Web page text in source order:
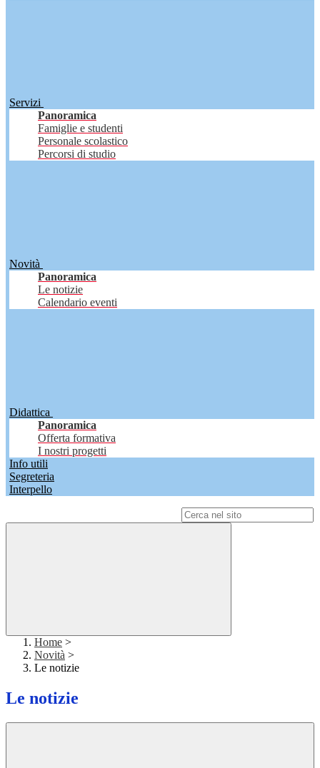
Servizi
Panoramica
Famiglie e studenti
Personale scolastico
Percorsi di studio
Novità
Panoramica
Le notizie
Calendario eventi
Didattica
Panoramica
Offerta formativa
I nostri progetti
Info utili
Segreteria
Interpello
Home >
Novità >
Le notizie
Le notizie